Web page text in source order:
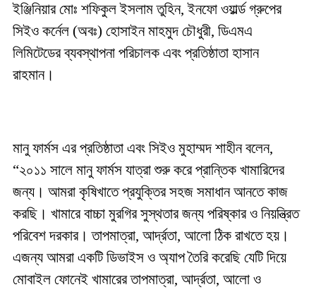
ইঞ্জিনিয়ার মোঃ শফিকুল ইসলাম তুহিন, ইনফো ওয়ার্ল্ড গ্রুপের
সিইও কর্নেল (অবঃ) হোসাইন মাহমুদ চৌধুরী, ডিএমএ
লিমিটেডের ব্যবস্থাপনা পরিচালক এবং প্রতিষ্ঠাতা হাসান
রাহমান।
মানু ফার্মস এর প্রতিষ্ঠাতা এবং সিইও মুহাম্মদ শাহীন বলেন,
“২০১১ সালে মানু ফার্মস যাত্রা শুরু করে প্রান্তিক খামারিদের
জন্য। আমরা কৃষিখাতে প্রযুক্তির সহজ সমাধান আনতে কাজ
করছি। খামারে বাচ্চা মুরগির সুস্থতার জন্য পরিষ্কার ও নিয়ন্ত্রিত
পরিবেশ দরকার। তাপমাত্রা, আর্দ্রতা, আলো ঠিক রাখতে হয়।
এজন্য আমরা একটি ডিভাইস ও অ্যাপ তৈরি করেছি যেটি দিয়ে
মোবাইল ফোনেই খামারের তাপমাত্রা, আর্দ্রতা, আলো ও